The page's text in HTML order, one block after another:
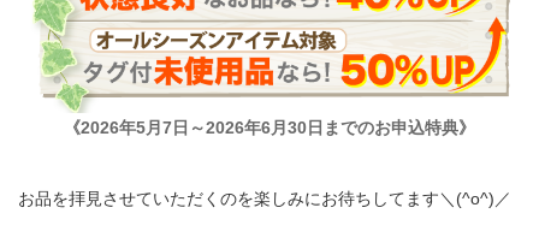
《2026年5月7日～2026年6月30日までのお申込特典》
お品を拝見させていただくのを楽しみにお待ちしてます＼(^o^)／